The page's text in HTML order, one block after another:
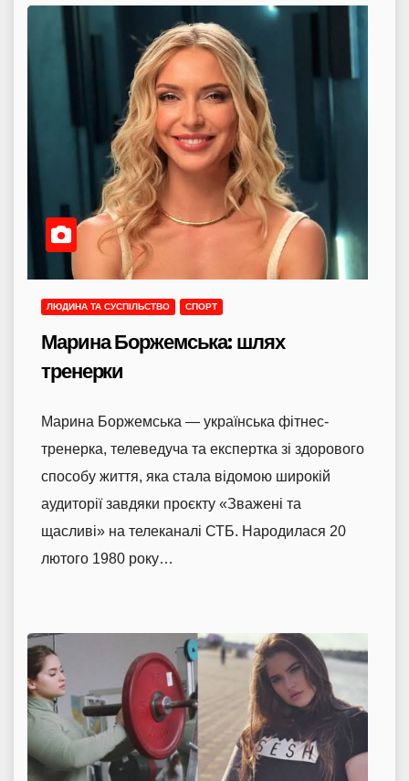
ЛЮДИНА ТА СУСПІЛЬСТВО СПОРТ
Марина Боржемська: шлях
тренерки
Марина Боржемська — українська фітнес-
тренерка, телеведуча та експертка зі здорового
способу життя, яка стала відомою широкій
аудиторії завдяки проєкту «Зважені та
щасливі» на телеканалі СТБ. Народилася 20
лютого 1980 року…